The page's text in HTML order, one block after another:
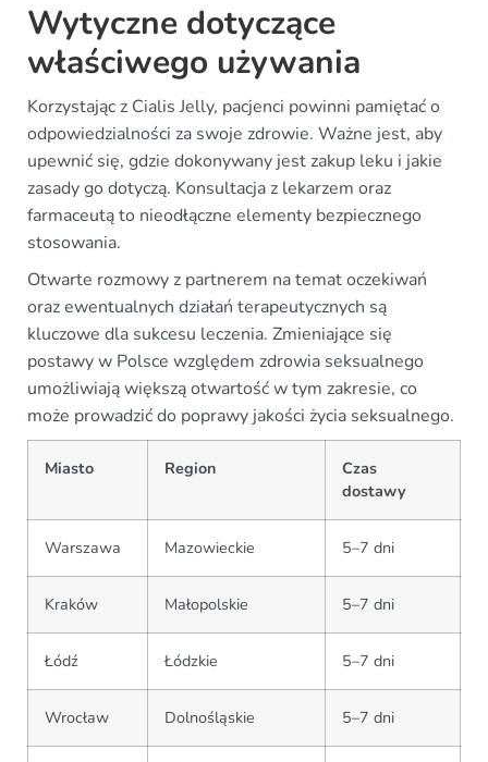
Wytyczne dotyczące
właściwego używania
Korzystając z Cialis Jelly, pacjenci powinni pamiętać o
odpowiedzialności za swoje zdrowie. Ważne jest, aby
upewnić się, gdzie dokonywany jest zakup leku i jakie
zasady go dotyczą. Konsultacja z lekarzem oraz
farmaceutą to nieodłączne elementy bezpiecznego
stosowania.
Otwarte rozmowy z partnerem na temat oczekiwań
oraz ewentualnych działań terapeutycznych są
kluczowe dla sukcesu leczenia. Zmieniające się
postawy w Polsce względem zdrowia seksualnego
umożliwiają większą otwartość w tym zakresie, co
może prowadzić do poprawy jakości życia seksualnego.
Miasto Region
Czas
dostawy
Warszawa Mazowieckie 5–7 dni
Kraków Małopolskie 5–7 dni
Łódź Łódzkie 5–7 dni
Wrocław Dolnośląskie 5–7 dni